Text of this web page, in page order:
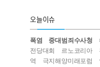
오늘이슈
폭염 중대범죄수사청
전당대회
르노코리아
역
극지해양미래포럼